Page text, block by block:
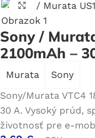
Click to
Sony /
2100mAh –
Murata
Sony
Sony/Murata VTC4
30 A. Vysoký prúd,
životnosť pre e-